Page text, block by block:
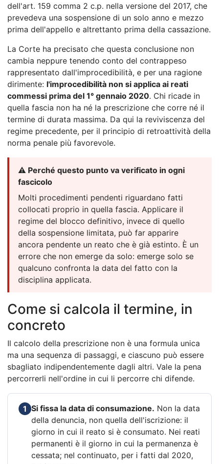
dell'art. 159 comma 2 c.p. nella versione del 2017, che
prevedeva una sospensione di un solo anno e mezzo
prima dell'appello e altrettanto prima della cassazione.
La Corte ha precisato che questa conclusione non
cambia neppure tenendo conto del contrappeso
rappresentato dall'improcedibilità, e per una ragione
dirimente: l'improcedibilità non si applica ai reati
commessi prima del 1° gennaio 2020. Chi ricade in
quella fascia non ha né la prescrizione che corre né il
termine di durata massima. Da qui la reviviscenza del
regime precedente, per il principio di retroattività della
norma penale più favorevole.
⚠️ Perché questo punto va verificato in ogni
fascicolo
Molti procedimenti pendenti riguardano fatti
collocati proprio in quella fascia. Applicare il
regime del blocco definitivo, invece di quello
della sospensione limitata, può far apparire
ancora pendente un reato che è già estinto. È un
errore che non emerge da solo: emerge solo se
qualcuno confronta la data del fatto con la
disciplina applicata.
Come si calcola il termine, in
concreto
Il calcolo della prescrizione non è una formula unica
ma una sequenza di passaggi, e ciascuno può essere
sbagliato indipendentemente dagli altri. Vale la pena
percorrerli nell'ordine in cui li percorre chi difende.
1 Si fissa la data di consumazione. Non la data
della denuncia, non quella dell'iscrizione: il
giorno in cui il reato si è consumato. Nei reati
permanenti è il giorno in cui la permanenza è
cessata; nel continuato, per i fatti dal 2020,